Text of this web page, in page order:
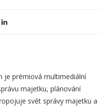
je prémiová multimediální
majetku, plánování
svět správy majetku a